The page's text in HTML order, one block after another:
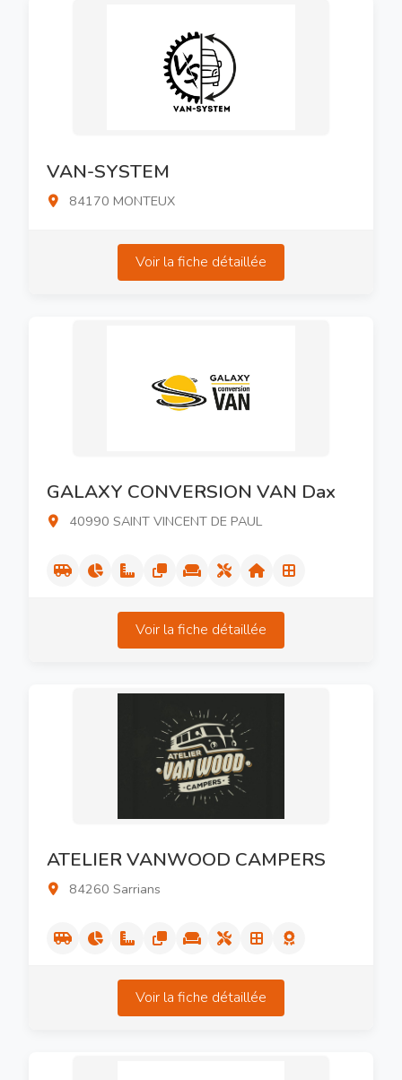
VAN-SYSTEM
84170 MONTEUX
Voir la fiche détaillée
GALAXY CONVERSION VAN Dax
40990 SAINT VINCENT DE PAUL
Voir la fiche détaillée
ATELIER VANWOOD CAMPERS
84260 Sarrians
Voir la fiche détaillée